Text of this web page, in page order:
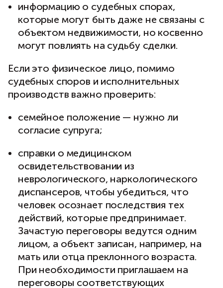
информацию о судебных спорах,
которые могут быть даже не связаны с
объектом недвижимости, но косвенно
могут повлиять на судьбу сделки.
Если это физическое лицо, помимо
судебных споров и исполнительных
производств важно проверить:
семейное положение — нужно ли
согласие супруга;
справки о медицинском
освидетельствовании из
неврологического, наркологического
диспансеров, чтобы убедиться, что
человек осознает последствия тех
действий, которые предпринимает.
Зачастую переговоры ведутся одним
лицом, а объект записан, например, на
мать или отца преклонного возраста.
При необходимости приглашаем на
переговоры соответствующих